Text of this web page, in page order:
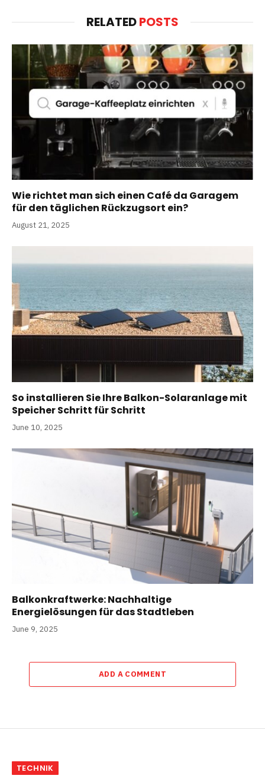
RELATEDPOSTS
Wie richtet man sich einen Café da Garagem
für den täglichen Rückzugsort ein?
August 21, 2025
So installieren Sie Ihre Balkon-Solaranlage mit
Speicher Schritt für Schritt
June 10, 2025
Balkonkraftwerke: Nachhaltige
Energielösungen für das Stadtleben
June 9, 2025
ADD A COMMENT
TECHNIK